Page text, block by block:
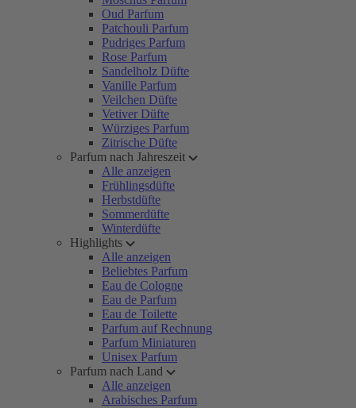
Oud Parfum
Patchouli Parfum
Pudriges Parfum
Rose Parfum
Sandelholz Düfte
Vanille Parfum
Veilchen Düfte
Vetiver Düfte
Würziges Parfum
Zitrische Düfte
Parfum nach Jahreszeit
Alle anzeigen
Frühlingsdüfte
Herbstdüfte
Sommerdüfte
Winterdüfte
Highlights
Alle anzeigen
Beliebtes Parfum
Eau de Cologne
Eau de Parfum
Eau de Toilette
Parfum auf Rechnung
Parfum Miniaturen
Unisex Parfum
Parfum nach Land
Alle anzeigen
Arabisches Parfum